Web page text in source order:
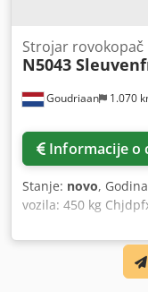
Goudriaan 1.070
Strojar rovokopač
N5043
Informacije o
Stanje: novo,
vozila: 450 kg